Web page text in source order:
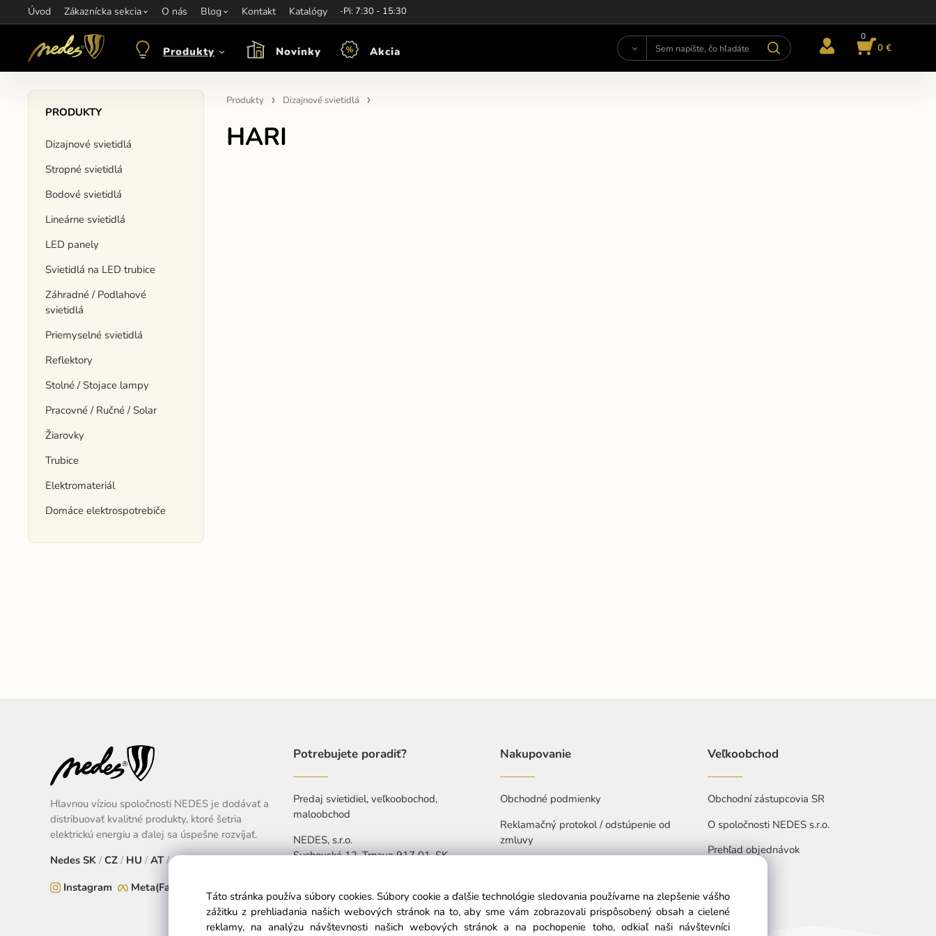
Úvod Zákaznícka sekcia O nás Blog Kontakt Katalógy
Informácie:info@nedes.sk Kontakt:+421 907 263 473Otváracie hodiny: Po-Pi: 7:30 - 15:30
Produkty Novinky Akcia
0
0 €
PRODUKTY
Dizajnové svietidlá
Stropné svietidlá
Bodové svietidlá
Lineárne svietidlá
LED panely
Svietidlá na LED trubice
Záhradné / Podlahové
svietidlá
Priemyselné svietidlá
Reflektory
Stolné / Stojace lampy
Pracovné / Ručné / Solar
Žiarovky
Trubice
Elektromateriál
Domáce elektrospotrebiče
Produkty Dizajnové svietidlá
HARI
Hlavnou víziou spoločnosti NEDES je dodávať a
distribuovať kvalitné produkty, ktoré šetria
elektrickú energiu a ďalej sa úspešne rozvíjať.
Nedes SK / CZ / HU / AT /EU
Instagram
Meta(Facebook)
Potrebujete poradiť?
Predaj svietidiel, veľkoobochod,
maloobchod
NEDES, s.r.o.
Suchovská 12, Trnava 917 01, SK
Pon-Pia: 7:30-15:30
info@nedes.sk
Nakupovanie
Obchodné podmienky
Reklamačný protokol / odstúpenie od
zmluvy
Vyhlásenie o prístupnosti
Veľkoobchod
Obchodní zástupcovia SR
O spoločnosti NEDES s.r.o.
Prehľad objednávok
Táto stránka používa súbory cookies. Súbory cookie a ďalšie technológie sledovania používame na zlepšenie vášho
zážitku z prehliadania našich webových stránok na to, aby sme vám zobrazovali prispôsobený obsah a cielené
reklamy, na analýzu návštevnosti našich webových stránok a na pochopenie toho, odkiaľ naši návštevníci